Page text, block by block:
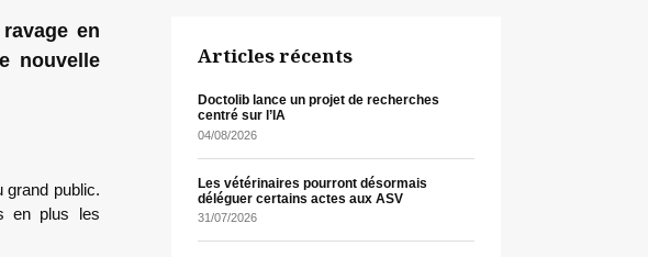
en
nouvelle
grand public.
en plus les
Articles récents
Doctolib lance un projet de recherches
centré sur l’IA
04/08/2026
Les vétérinaires pourront désormais
déléguer certains actes aux ASV
31/07/2026